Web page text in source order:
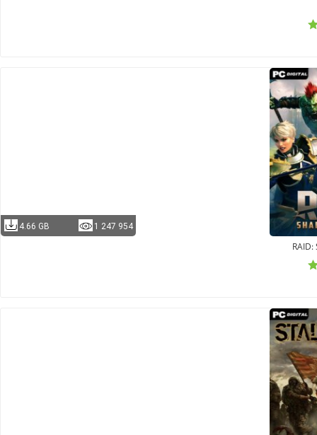
4.66 GB 1 247 954